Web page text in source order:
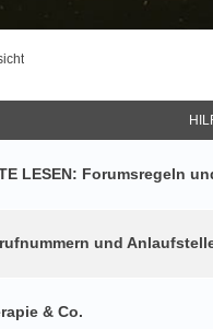
LESEN: Forumsregeln
und
& Co.